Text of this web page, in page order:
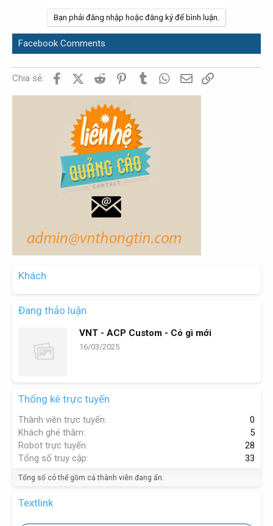
Bạn phải đăng nhập hoặc đăng ký để bình luận.
Facebook Comments
Chia sẻ: FacebookX (Twitter)
Reddit PinterestTumblr WhatsApp
Email
Khách
Đang thảo luận
VNT - ACP Custom - Có gì mới
16/03/2025
Thống kê trực tuyến
Thành viên trực tuyến
0
Khách ghé thăm
5
Robot trực tuyến
28
Tổng số truy cập
33
Tổng số có thể gồm cả thành viên đang ẩn.
Textlink